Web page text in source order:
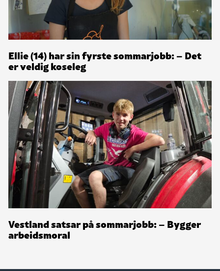
Ellie (14) har sin fyrste sommarjobb: – Det
er veldig koseleg
Vestland satsar på sommarjobb: – Bygger
arbeidsmoral